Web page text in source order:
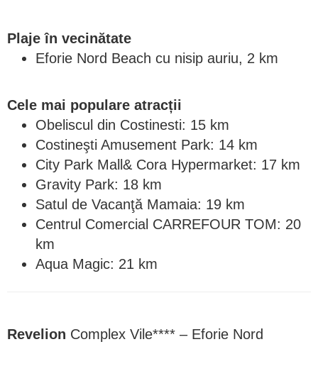
Plaje în vecinătate
Eforie Nord Beach cu nisip auriu, 2 km
Cele mai populare atracții
Obeliscul din Costinesti: 15 km
Costineşti Amusement Park: 14 km
City Park Mall& Cora Hypermarket: 17 km
Gravity Park: 18 km
Satul de Vacanţă Mamaia: 19 km
Centrul Comercial CARREFOUR TOM: 20
km
Aqua Magic: 21 km
Revelion Complex Vile**** – Eforie Nord